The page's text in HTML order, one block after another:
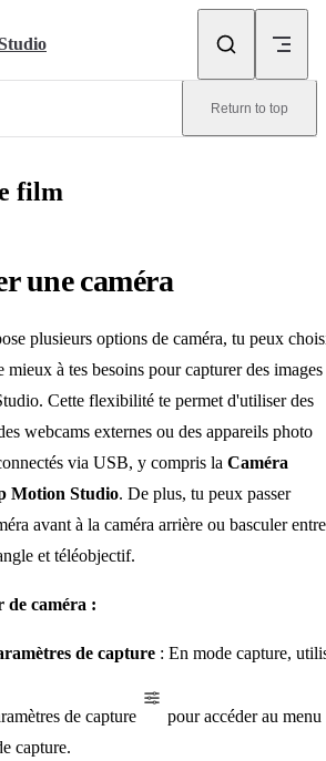
Return to top
film
une caméra
plusieurs options de caméra, tu peux
à tes besoins pour capturer des images
Cette flexibilité te permet d'utiliser des
webcams externes ou des appareils photo
via USB, y compris la Caméra
Motion Studio. De plus, tu peux passer
avant à la caméra arrière ou basculer entre
et téléobjectif.
de caméra :
de capture : En mode capture,
de capture
pour accéder au menu
capture.